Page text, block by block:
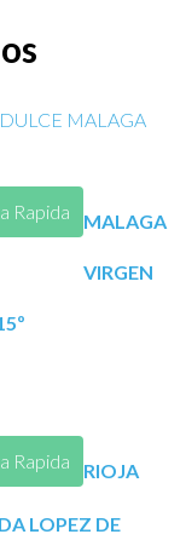
Rapida MALAGA
VIRGEN
Rapida RIOJA
LOPEZ DE